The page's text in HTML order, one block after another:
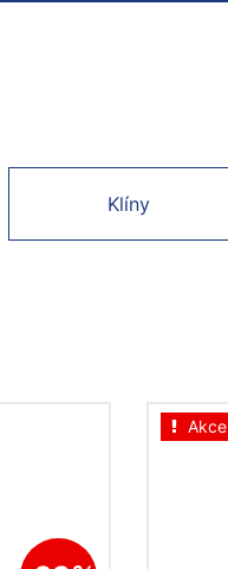
Klíny
Akce